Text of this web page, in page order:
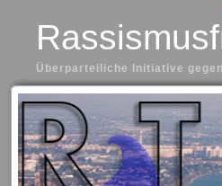
Überparteiliche Initiative